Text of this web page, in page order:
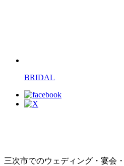
BRIDAL
三次市でのウェディング・宴会